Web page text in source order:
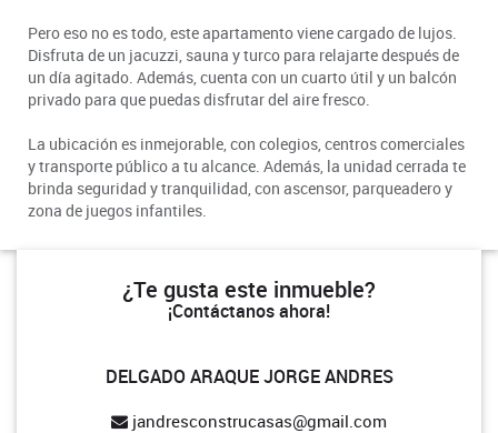
Pero eso no es todo, este apartamento viene cargado de lujos.
Disfruta de un jacuzzi, sauna y turco para relajarte después de
un día agitado. Además, cuenta con un cuarto útil y un balcón
privado para que puedas disfrutar del aire fresco.
La ubicación es inmejorable, con colegios, centros comerciales
y transporte público a tu alcance. Además, la unidad cerrada te
brinda seguridad y tranquilidad, con ascensor, parqueadero y
zona de juegos infantiles.
¿Te gusta este inmueble?
¡Contáctanos ahora!
DELGADO ARAQUE JORGE ANDRES
jandresconstrucasas@gmail.com